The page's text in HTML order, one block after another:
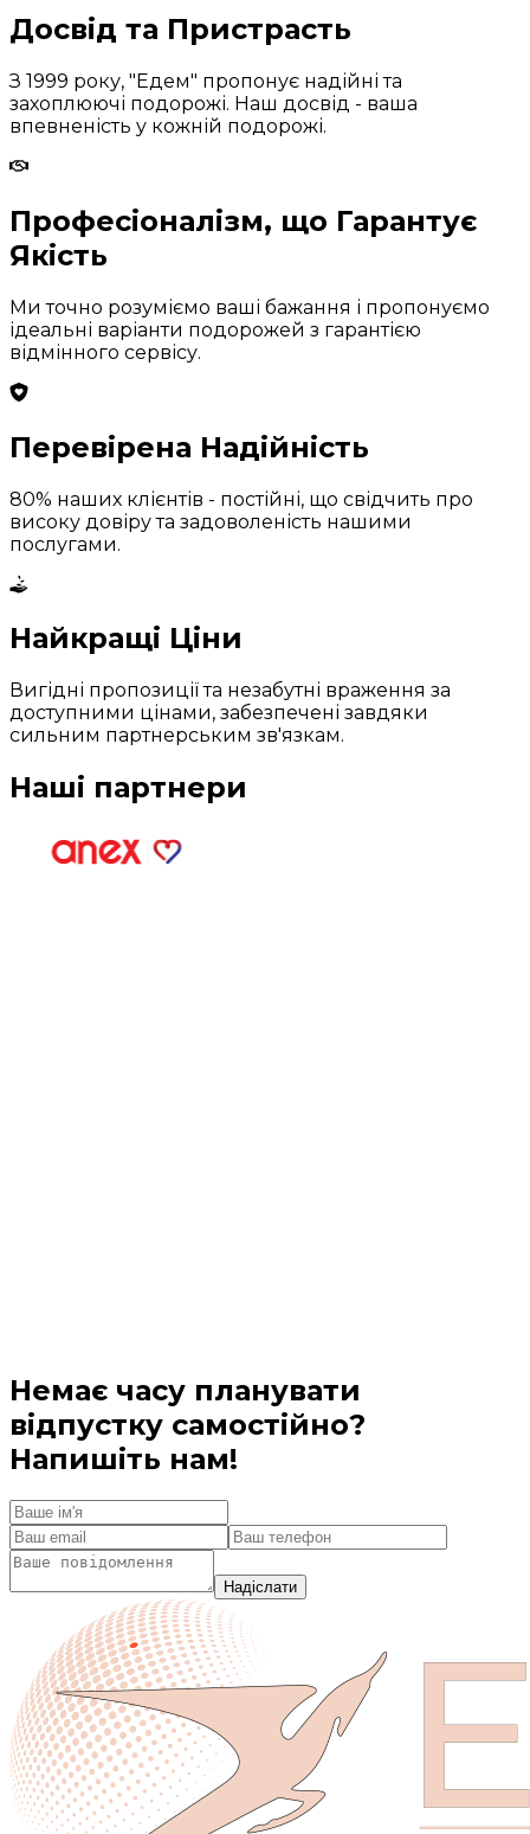
Досвід та Пристрасть
З 1999 року, "Едем" пропонує надійні та
захоплюючі подорожі. Наш досвід - ваша
впевненість у кожній подорожі.
Професіоналізм, що Гарантує
Якість
Ми точно розуміємо ваші бажання і пропонуємо
ідеальні варіанти подорожей з гарантією
відмінного сервісу.
Перевірена Надійність
80% наших клієнтів - постійні, що свідчить про
високу довіру та задоволеність нашими
послугами.
Найкращі Ціни
Вигідні пропозиції та незабутні враження за
доступними цінами, забезпечені завдяки
сильним партнерським зв'язкам.
Наші партнери
Немає часу планувати
відпустку самостійно?
Напишіть нам!
Надіслати